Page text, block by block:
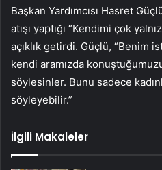
Başkan Yardımcısı Hasret
atışı yaptığı “Kendimi çok
açıklık getirdi. Güçlü, “Benim
kendi aramızda
söylesinler. Bunu sadece
söyleyebilir.”
İlgili Makaleler